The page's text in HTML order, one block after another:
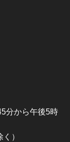
分から午後5時
）